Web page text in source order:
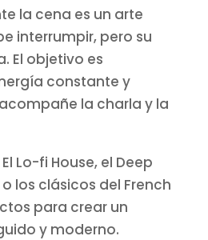
la cena es un arte
interrumpir, pero su
El objetivo es
constante y
la charla y la
El Lo-fi House, el Deep
los clásicos del French
para crear un
y moderno.